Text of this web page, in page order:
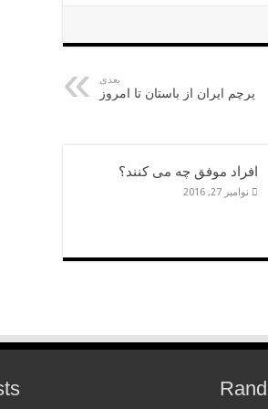
بعدی
پرچم ایران از باستان تا امروز
افراد موفق چه می کنند؟
نوامبر 27, 2016